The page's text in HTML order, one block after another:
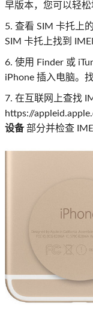
早版本，您可以轻松
5. 查看 SIM 卡托上
SIM 卡托上找到 IMEI
6. 使用 Finder 或
iPhone 插入电脑。
7. 在互联网上查找
https://
设备部分并检查